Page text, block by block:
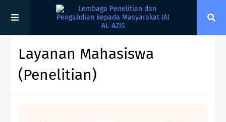
Layanan Mahasiswa
(Penelitian)